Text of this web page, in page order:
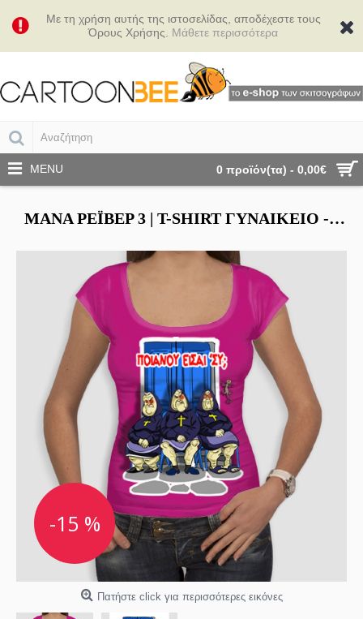
Με τη χρήση αυτής της ιστοσελίδας, αποδέχεστε τους
Όρους Χρήσης. Μάθετε περισσότερα
0 προϊόν(τα) - 0,00€
MENU
ΜΆΝΑ ΡΈΙΒΕΡ 3 | Τ-SHIRT ΓΥΝΑΙΚΕΊΟ - SMILE
-15 %
Πατήστε click για περισσότερες εικόνες